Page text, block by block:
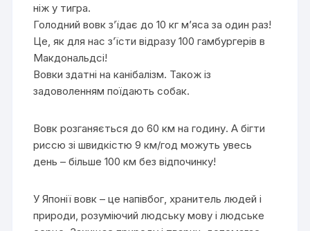
ніж у тигра.
Голодний вовк з’їдає до 10 кг м’яса за один раз!
Це, як для нас з’їсти відразу 100 гамбургерів в
Макдональдсі!
Вовки здатні на канібалізм. Також із
задоволенням поїдають собак.
Вовк розганяється до 60 км на годину. А бігти
риссю зі швидкістю 9 км/год можуть увесь
день – більше 100 км без відпочинку!
У Японії вовк – це напівбог, хранитель людей і
природи, розуміючий людську мову і людське